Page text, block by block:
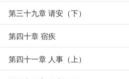
第三十九章 请安（下）
第四十章 宿疾
第四十一章 人事（上）